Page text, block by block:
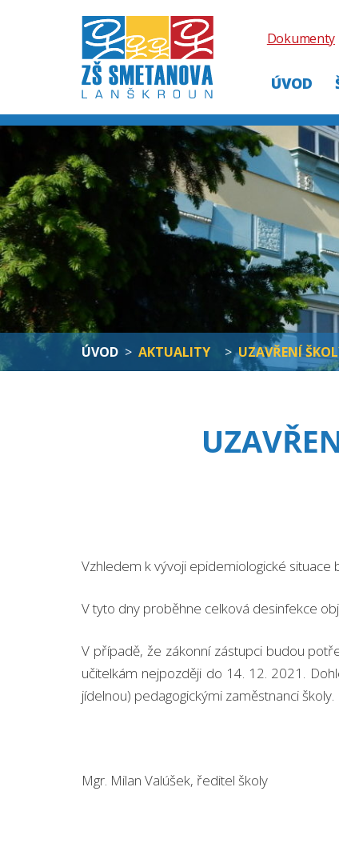
ÚVOD
Dokumenty
ÚVOD > AKTUALITY > UZAVŘENÍ
Vzhledem k vývoji epidemiologické
V tyto dny proběhne celková desinfekce
V případě, že zákonní zástupci budou
učitelkám nejpozději do 14. 12. 2021.
jídelnou) pedagogickými zaměstnanci školy.
Mgr. Milan Valúšek, ředitel školy